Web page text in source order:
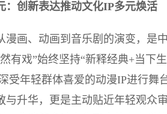
：创新表达推动文化IP多元焕活
漫画、动画到音乐剧的演变，是
有戏”始终坚持“新释经典+当下
受年轻群体喜爱的动漫IP进行
与升华，更是主动贴近年轻观众